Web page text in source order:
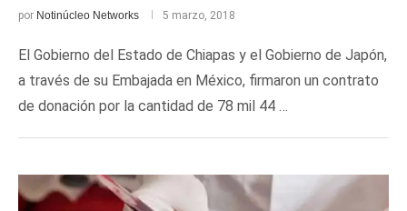
por Notinúcleo Networks 5 marzo, 2018
El Gobierno del Estado de Chiapas y el Gobierno de Japón,
a través de su Embajada en México, firmaron un contrato
de donación por la cantidad de 78 mil 44 …